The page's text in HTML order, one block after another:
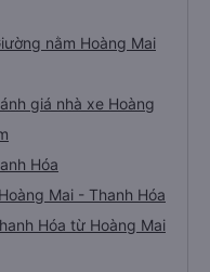
nằm Hoàng Mai
giá nhà xe Hoàng
Hóa
Mai - Thanh Hóa
Hóa từ Hoàng Mai